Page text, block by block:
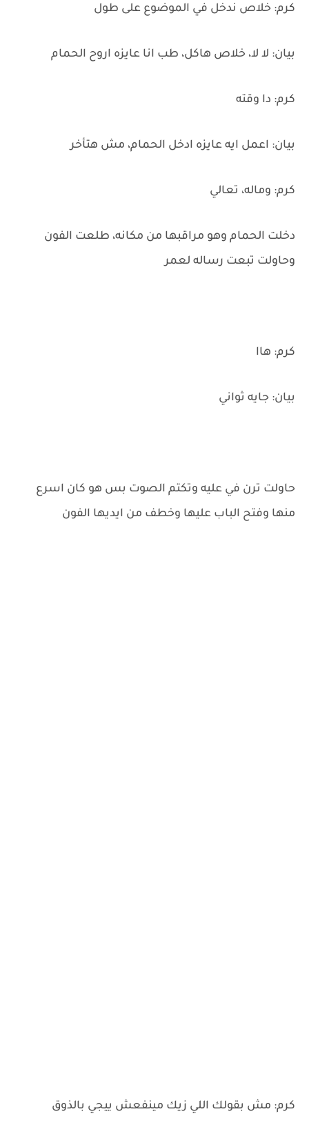
كرم: خلاص ندخل في الموضوع على طول
بيان: لا لا، خلاص هاكل، طب انا عايزه اروح الحمام
كرم: دا وقته
بيان: اعمل ايه عايزه ادخل الحمام، مش هتأخر
كرم: وماله، تعالي
دخلت الحمام وهو مراقبها من مكانه، طلعت الفون
وحاولت تبعت رساله لعمر
كرم: هاا
بيان: جايه ثواني
حاولت ترن في عليه وتكتم الصوت بس هو كان اسرع
منها وفتح الباب عليها وخطف من ايديها الفون
كرم: مش بقولك اللي زيك مينفعش ييجي بالذوق